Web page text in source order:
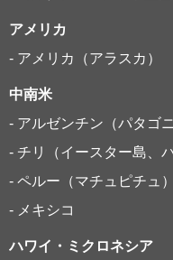
アメリカ
- アメリカ（アラスカ）
中南米
- アルゼンチン（パタゴニ
- チリ（イースター島、
- ペルー（マチュピチュ）
- メキシコ
ハワイ・ミクロネシア